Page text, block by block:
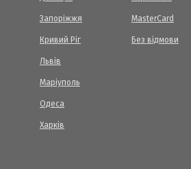
Запоріжжя
Кривий Ріг
Львів
Маріуполь
Одеса
Харків
МasterCard
Без відмови